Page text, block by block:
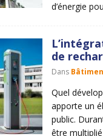
d’énergie
de
Dans
Quel
apporte un
public.
être